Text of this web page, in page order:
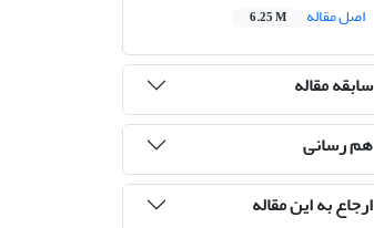
اصل مقاله
6.25 M
سابقه مقاله
هم رسانی
ارجاع به این مقاله